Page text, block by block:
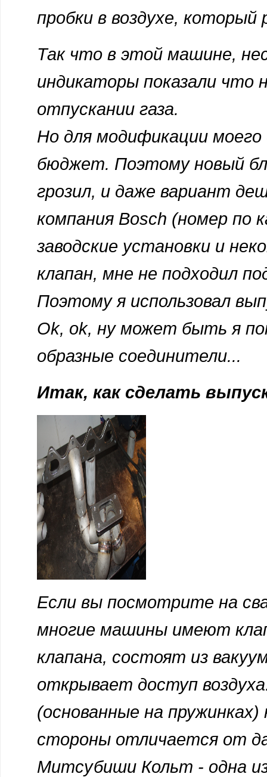
пробки в воздухе,
Так что в этой машине,
индикаторы показали что
отпускании газа.
Но для модификации
бюджет. Поэтому новый
грозил, и даже вариант
компания Bosch (номер по
заводские установки и
клапан, мне не подходил
Поэтому я использовал
Ok, ok, ну может быть я
образные соединители...
Итак, как сделать
Если вы посмотрите на
многие машины имеют
клапана, состоят из
открывает доступ
(основанные на
стороны отличается от
Митсубиши Кольт - одна